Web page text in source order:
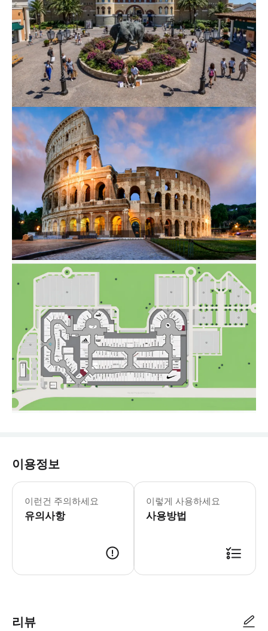
이용정보
이런건 주의하세요
유의사항
이렇게 사용하세요
사용방법
리뷰